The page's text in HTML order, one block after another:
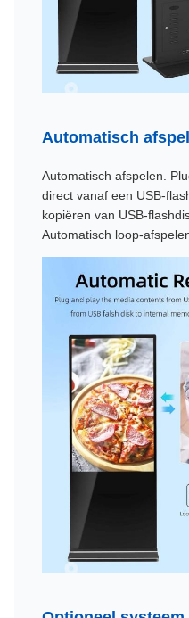
Automatisch
Automatisch afspelen.
direct vanaf een USB-
kopiëren van USB-
Automatisch loop-